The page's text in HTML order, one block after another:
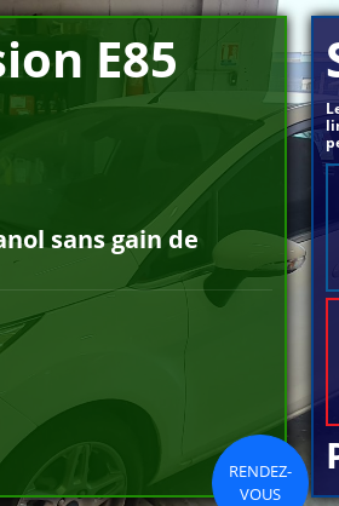
E85
sans gain de
RENDEZ-
VOUS